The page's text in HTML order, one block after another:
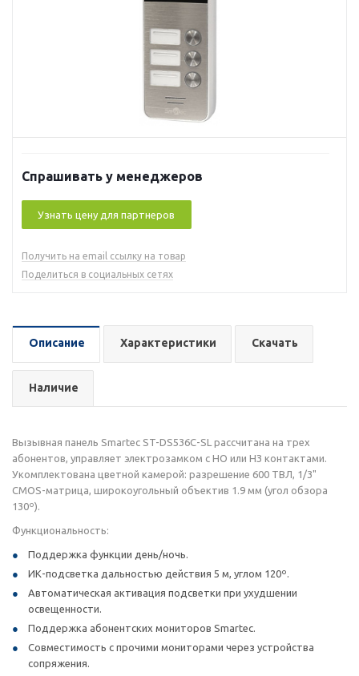
Спрашивать у менеджеров
Узнать цену для партнеров
Получить на email ссылку на товар
Поделиться в социальных сетях
Описание Характеристики Скачать
Наличие
Вызывная панель Smartec ST-DS536C-SL рассчитана на трех
абонентов, управляет электрозамком с НО или НЗ контактами.
Укомплектована цветной камерой: разрешение 600 ТВЛ, 1/3"
CMOS-матрица, широкоугольный объектив 1.9 мм (угол обзора
130º).
Функциональность:
Поддержка функции день/ночь.
ИК-подсветка дальностью действия 5 м, углом 120º.
Автоматическая активация подсветки при ухудшении
освещенности.
Поддержка абонентских мониторов Smartec.
Совместимость с прочими мониторами через устройства
сопряжения.